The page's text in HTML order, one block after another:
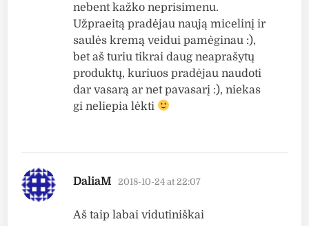
nebent kažko neprisimenu.
Užpraeitą pradėjau naują micelinį ir
saulės kremą veidui pamėginau :),
bet aš turiu tikrai daug neaprašytų
produktų, kuriuos pradėjau naudoti
dar vasarą ar net pavasarį :), niekas
gi neliepia lėkti
DaliaM says:
2018-10-24 at 22:07
Aš taip labai vidutiniškai